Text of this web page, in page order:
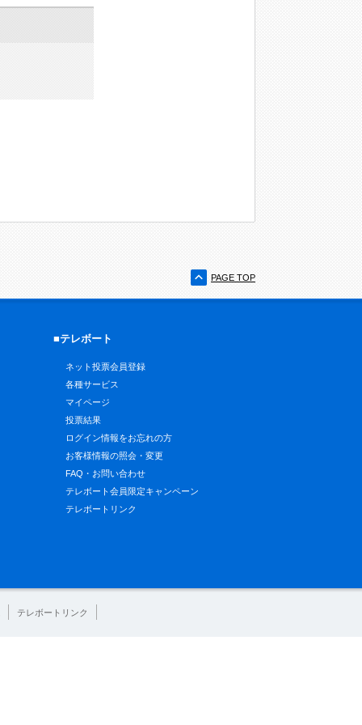
PAGE TOP
■テレボート
ネット投票会員登録
各種サービス
マイページ
投票結果
ログイン情報をお忘れの方
お客様情報の照会・変更
FAQ・お問い合わせ
テレボート会員限定キャンペーン
テレボートリンク
テレボートリンク